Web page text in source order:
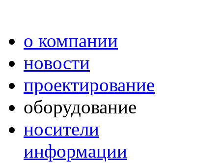
о компании
новости
проектирование
оборудование
носители
информации